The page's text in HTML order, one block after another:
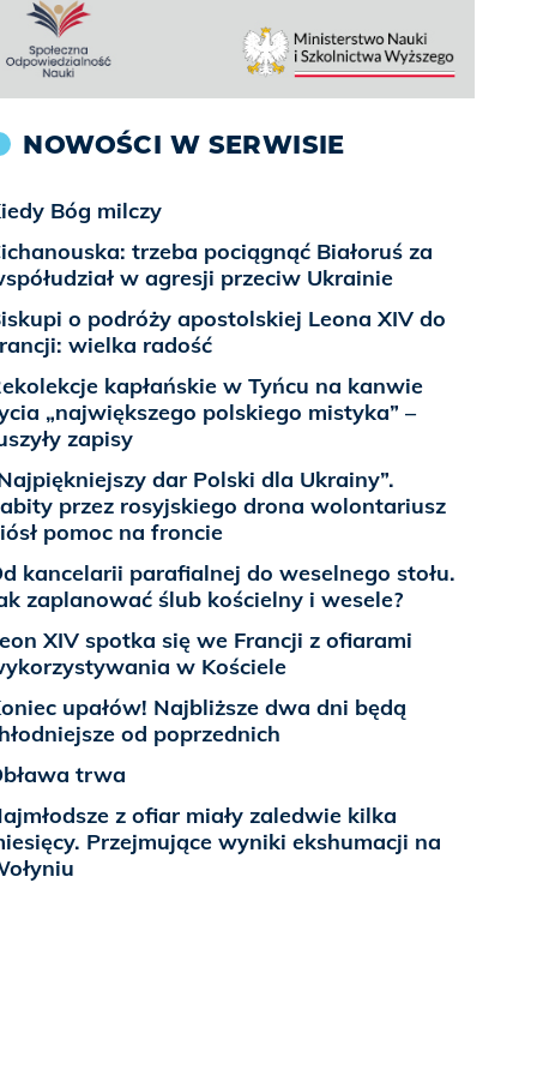
NOWOŚCI W SERWISIE
Bóg milczy
trzeba pociągnąć Białoruś za
w agresji przeciw Ukrainie
o podróży apostolskiej Leona XIV do
wielka radość
kapłańskie w Tyńcu na kanwie
„największego polskiego mistyka” –
zapisy
dar Polski dla Ukrainy”.
przez rosyjskiego drona wolontariusz
pomoc na froncie
kancelarii parafialnej do weselnego stołu.
zaplanować ślub kościelny i wesele?
XIV spotka się we Francji z ofiarami
w Kościele
upałów! Najbliższe dwa dni będą
od poprzednich
trwa
z ofiar miały zaledwie kilka
Przejmujące wyniki ekshumacji na